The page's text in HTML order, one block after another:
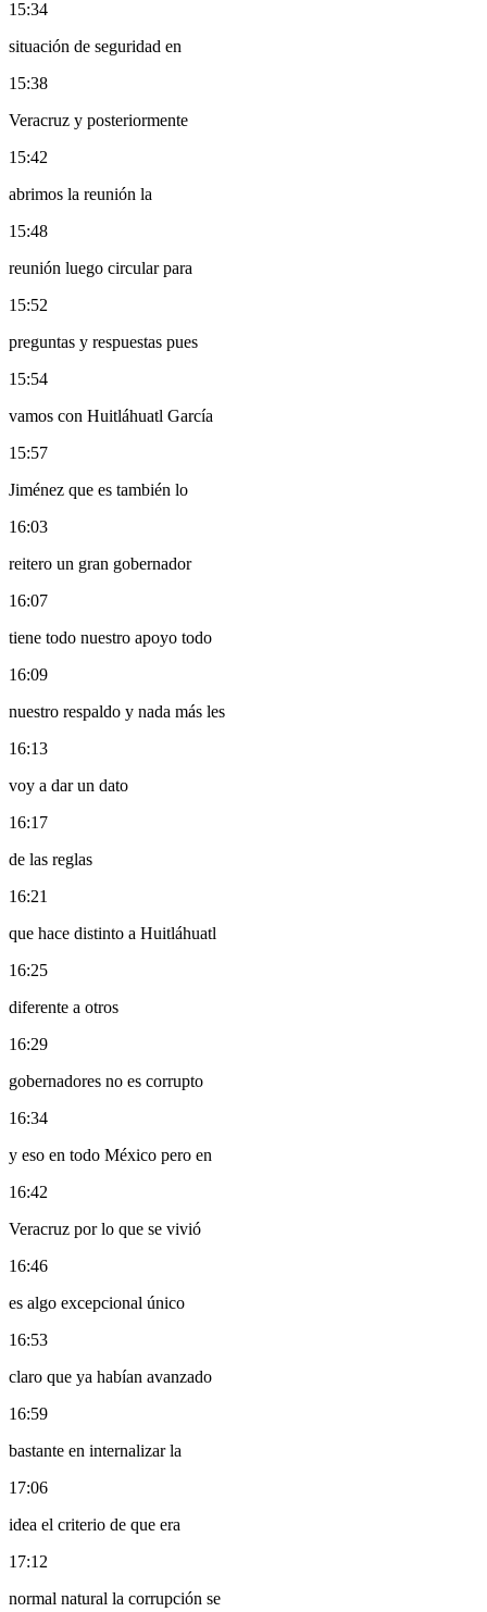
15:34
situación de seguridad en
15:38
Veracruz y posteriormente
15:42
abrimos la reunión la
15:48
reunión luego circular para
15:52
preguntas y respuestas pues
15:54
vamos con Huitláhuatl García
15:57
Jiménez que es también lo
16:03
reitero un gran gobernador
16:07
tiene todo nuestro apoyo todo
16:09
nuestro respaldo y nada más les
16:13
voy a dar un dato
16:17
de las reglas
16:21
que hace distinto a Huitláhuatl
16:25
diferente a otros
16:29
gobernadores no es corrupto
16:34
y eso en todo México pero en
16:42
Veracruz por lo que se vivió
16:46
es algo excepcional único
16:53
claro que ya habían avanzado
16:59
bastante en internalizar la
17:06
idea el criterio de que era
17:12
normal natural la corrupción se